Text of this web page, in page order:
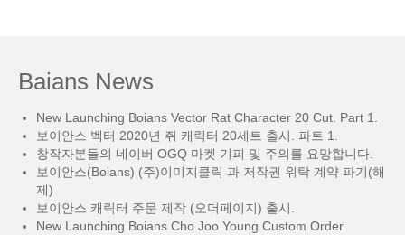
Baians News
New Launching Boians Vector Rat Character 20 Cut. Part 1.
보이안스 벡터 2020년 쥐 캐릭터 20세트 출시. 파트 1.
창작자분들의 네이버 OGQ 마켓 기피 및 주의를 요망합니다.
보이안스(Boians) (주)이미지클릭 과 저작권 위탁 계약 파기(해
제)
보이안스 캐릭터 주문 제작 (오더페이지) 출시.
New Launching Boians Cho Joo Young Custom Order